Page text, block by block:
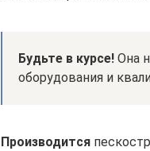
Будьте в курсе! Она
оборудования и
Производится